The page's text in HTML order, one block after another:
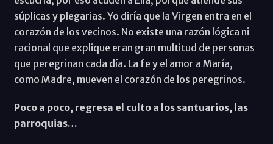
súplicas y plegarias. Yo diría que la Virgen entra en el
corazón de los vecinos. No existe una razón lógica ni
racional que explique eran gran multitud de personas
que peregrinan cada día. La fe y el amor a María,
como Madre, mueven el corazón de los peregrinos.
Poco a poco, regresa el culto a los santuarios, las
parroquias…